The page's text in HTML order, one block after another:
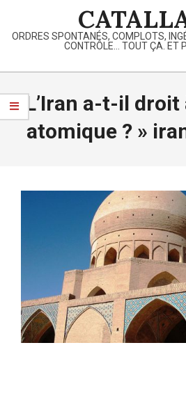
content
ORDRES SPONTANÉS, COMPLOTS,
CONTRÔLE… TOUT ÇA. ET
Primary
Menu
L’Iran a-t-il
atomique ? »